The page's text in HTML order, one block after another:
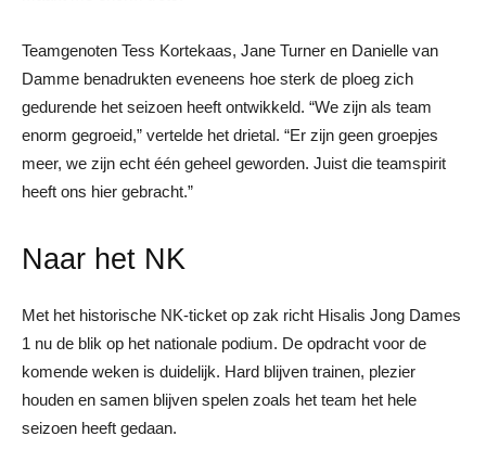
Teamgenoten Tess Kortekaas, Jane Turner en Danielle van
Damme benadrukten eveneens hoe sterk de ploeg zich
gedurende het seizoen heeft ontwikkeld. “We zijn als team
enorm gegroeid,” vertelde het drietal. “Er zijn geen groepjes
meer, we zijn echt één geheel geworden. Juist die teamspirit
heeft ons hier gebracht.”
Naar het NK
Met het historische NK-ticket op zak richt Hisalis Jong Dames
1 nu de blik op het nationale podium. De opdracht voor de
komende weken is duidelijk. Hard blijven trainen, plezier
houden en samen blijven spelen zoals het team het hele
seizoen heeft gedaan.